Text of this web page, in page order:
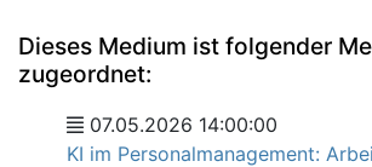
Dieses Medium ist folgender
zugeordnet:
07.05.2026 14:00:00
KI im Personalmanagement: